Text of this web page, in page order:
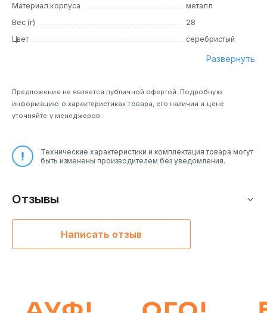
Материал корпуса
металл
Вес (г)
28
Цвет
серебристый
Развернуть
Предложение не является публичной офертой. Подробную
информацию о характеристиках товара, его наличии и цене
уточняйте у менеджеров.
Технические характеристики и комплектация товара могут
быть изменены производителем без уведомления.
Отзывы
Написать отзыв